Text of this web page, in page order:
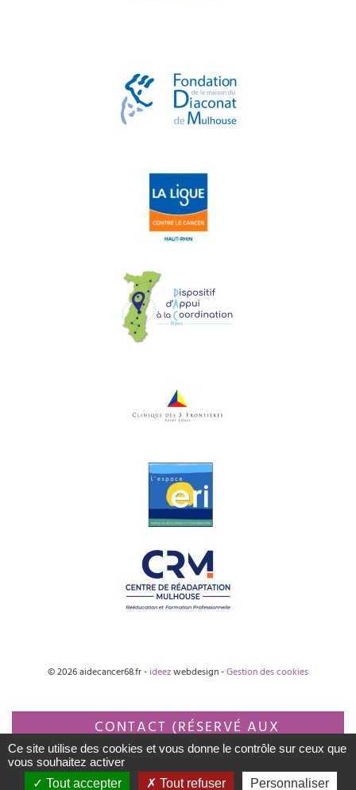
© 2026 aidecancer68.fr - ideezwebdesign -Gestion des cookies
CONTACT (RÉSERVÉ AUX
PROFESSIONNELS)
Ce site utilise des cookies et vous donne le contrôle sur ceux que
vous souhaitez activer
Tout accepter
Tout refuser Personnaliser